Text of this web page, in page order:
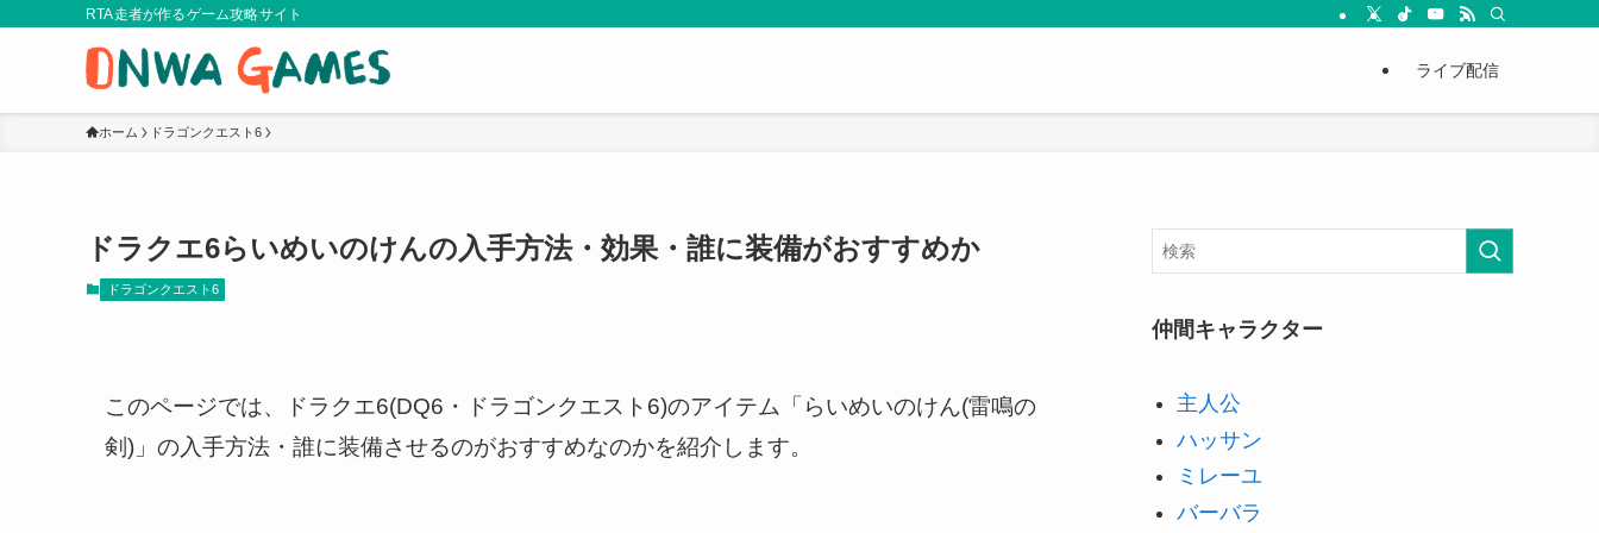
RTA走者が作るゲーム攻略サイト
ライブ配信
ホーム ドラゴンクエスト6
ドラクエ6らいめいのけんの入手方法・効果・誰に装備がおすすめか
ドラゴンクエスト6
このページでは、ドラクエ6(DQ6・ドラゴンクエスト6)のアイテム「らいめいのけん(雷鳴の
剣)」の入手方法・誰に装備させるのがおすすめなのかを紹介します。
仲間キャラクター
主人公
ハッサン
ミレーユ
バーバラ